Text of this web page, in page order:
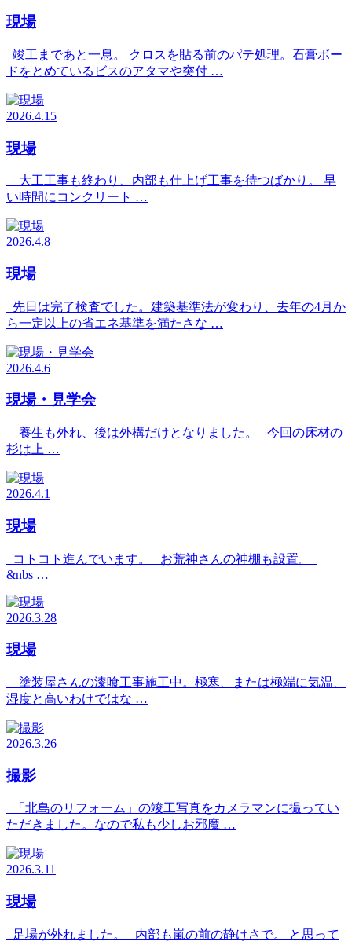
現場
竣工まであと一息。 クロスを貼る前のパテ処理。石膏ボー
ドをとめているビスのアタマや突付 …
2026.4.15
現場
大工工事も終わり、内部も仕上げ工事を待つばかり。 早
い時間にコンクリート …
2026.4.8
現場
先日は完了検査でした。建築基準法が変わり、去年の4月か
ら一定以上の省エネ基準を満たさな …
2026.4.6
現場・見学会
養生も外れ、後は外構だけとなりました。 今回の床材の
杉は上 …
2026.4.1
現場
コトコト進んでいます。 お荒神さんの神棚も設置。
&nbs …
2026.3.28
現場
塗装屋さんの漆喰工事施工中。極寒、または極端に気温、
湿度と高いわけではな …
2026.3.26
撮影
「北島のリフォーム」の竣工写真をカメラマンに撮ってい
ただきました。なので私も少しお邪魔 …
2026.3.11
現場
足場が外れました。 内部も嵐の前の静けさで。 と思って